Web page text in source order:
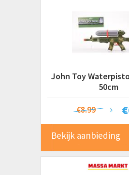
John Toy
50cm
€
€8.99
Bekijk aanbieding